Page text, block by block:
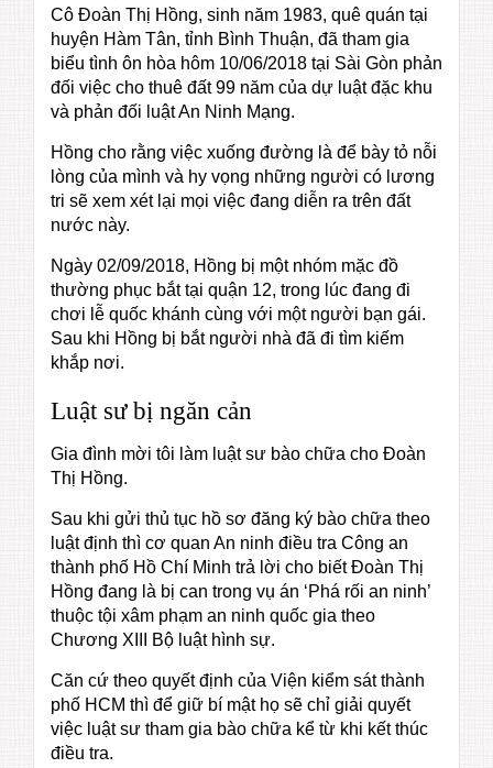
Cô Đoàn Thị Hồng, sinh năm 1983, quê quán tại
huyện Hàm Tân, tỉnh Bình Thuận, đã tham gia
biểu tình ôn hòa hôm 10/06/2018 tại Sài Gòn phản
đối việc cho thuê đất 99 năm của dự luật đặc khu
và phản đối luật An Ninh Mạng.
Hồng cho rằng việc xuống đường là để bày tỏ nỗi
lòng của mình và hy vọng những người có lương
tri sẽ xem xét lại mọi việc đang diễn ra trên đất
nước này.
Ngày 02/09/2018, Hồng bị một nhóm mặc đồ
thường phục bắt tại quận 12, trong lúc đang đi
chơi lễ quốc khánh cùng với một người bạn gái.
Sau khi Hồng bị bắt người nhà đã đi tìm kiếm
khắp nơi.
Luật sư bị ngăn cản
Gia đình mời tôi làm luật sư bào chữa cho Đoàn
Thị Hồng.
Sau khi gửi thủ tục hồ sơ đăng ký bào chữa theo
luật định thì cơ quan An ninh điều tra Công an
thành phố Hồ Chí Minh trả lời cho biết Đoàn Thị
Hồng đang là bị can trong vụ án ‘Phá rối an ninh’
thuộc tội xâm phạm an ninh quốc gia theo
Chương XIII Bộ luật hình sự.
Căn cứ theo quyết định của Viện kiểm sát thành
phố HCM thì để giữ bí mật họ sẽ chỉ giải quyết
việc luật sư tham gia bào chữa kể từ khi kết thúc
điều tra.